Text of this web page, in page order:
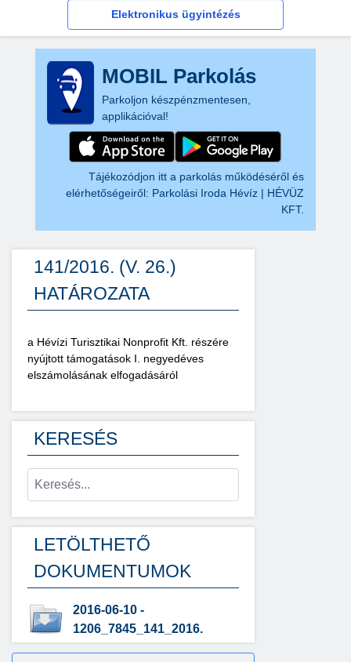
Elektronikus ügyintézés
MOBIL Parkolás
Parkoljon készpénzmentesen,
applikációval!
Tájékozódjon itt a parkolás működéséről és
elérhetőségeiről: Parkolási Iroda Hévíz | HÉVÜZ
KFT.
141/2016. (V. 26.)
HATÁROZATA
a Hévízi Turisztikai Nonprofit Kft. részére
nyújtott támogatások I. negyedéves
elszámolásának elfogadásáról
KERESÉS
LETÖLTHETŐ
DOKUMENTUMOK
2016-06-10 -
1206_7845_141_2016.